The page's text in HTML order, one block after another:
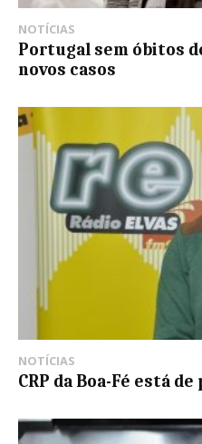
NOTÍCIAS
Portugal sem óbitos
novos casos
NOTÍCIAS
CRP da Boa-Fé está